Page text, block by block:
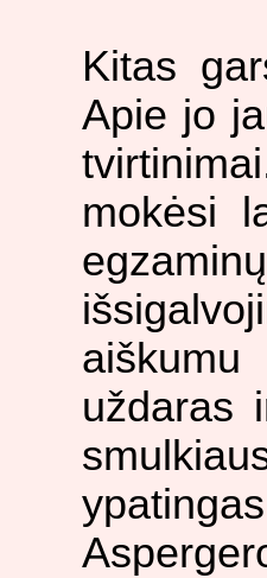
Kitas
Apie jo
mokėsi
uždaras